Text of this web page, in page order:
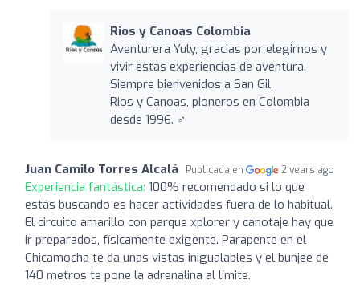
Rios y Canoas Colombia
Aventurera Yuly, gracias por elegirnos y
vivir estas experiencias de aventura.
Siempre bienvenidos a San Gil.
Rios y Canoas, pioneros en Colombia
desde 1996. ‍♂️
Juan Camilo Torres Alcalá Publicada en 2 years ago
Experiencia fantástica: 100% recomendado si lo que
estás buscando es hacer actividades fuera de lo habitual.
El circuito amarillo con parque xplorer y canotaje hay que
ir preparados, físicamente exigente. Parapente en el
Chicamocha te da unas vistas inigualables y el bunjee de
140 metros te pone la adrenalina al límite.